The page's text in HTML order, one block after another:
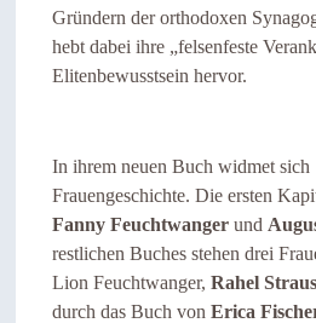
Gründern der orthodoxen
hebt dabei ihre „felsenfeste
Elitenbewusstsein hervor.
In ihrem neuen Buch widmet sich
Frauengeschichte. Die ersten
Fanny Feuchtwanger und
restlichen Buches stehen drei
Lion Feuchtwanger, Rahel Straus
durch das Buch von Erica